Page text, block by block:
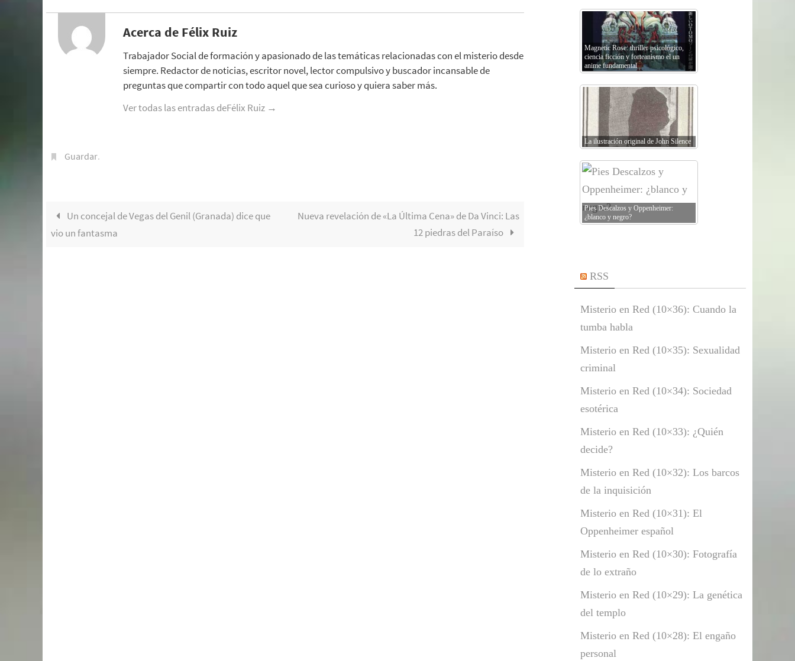
Acerca de Félix Ruiz
Trabajador Social de formación y apasionado de las temáticas relacionadas con el misterio desde
siempre. Redactor de noticias, escritor novel, lector compulsivo y buscador incansable de
preguntas que compartir con todo aquel que sea curioso y quiera saber más.
Ver todas las entradas deFélix Ruiz →
Guardar.
Un concejal de Vegas del Genil (Granada) dice que
vio un fantasma
Nueva revelación de «La Última Cena» de Da Vinci: Las
12 piedras del Paraíso
Magnetic Rose: thriller psicológico,
ciencia ficción y forteanismo el un
anime fundamental
La ilustración original de John Silence
Pies Descalzos y Oppenheimer:
¿blanco y negro?
RSS
Misterio en Red (10×36): Cuando la
tumba habla
Misterio en Red (10×35): Sexualidad
criminal
Misterio en Red (10×34): Sociedad
esotérica
Misterio en Red (10×33): ¿Quién
decide?
Misterio en Red (10×32): Los barcos
de la inquisición
Misterio en Red (10×31): El
Oppenheimer español
Misterio en Red (10×30): Fotografía
de lo extraño
Misterio en Red (10×29): La genética
del templo
Misterio en Red (10×28): El engaño
personal